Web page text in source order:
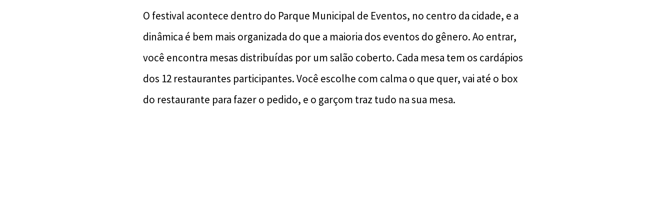
O festival acontece dentro do Parque Municipal de Eventos, no centro da cidade, e a
dinâmica é bem mais organizada do que a maioria dos eventos do gênero. Ao entrar,
você encontra mesas distribuídas por um salão coberto. Cada mesa tem os cardápios
dos 12 restaurantes participantes. Você escolhe com calma o que quer, vai até o box
do restaurante para fazer o pedido, e o garçom traz tudo na sua mesa.